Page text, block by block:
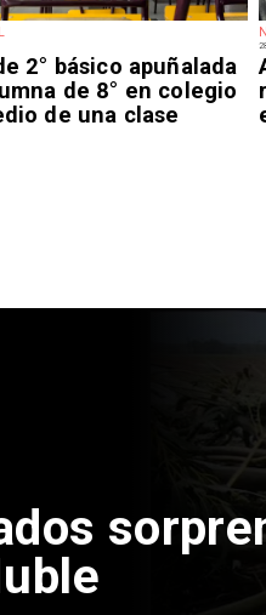
2° básico apuñalada
de 8° en colegio
de una clase
2°
de 8°